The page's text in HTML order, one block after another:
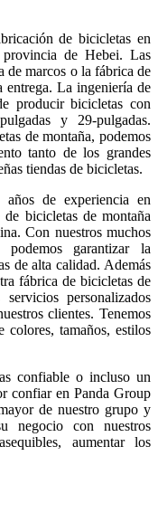
de bicicletas en
de Hebei. Las
de marcos o la fábrica de
entrega. La ingeniería de
producir bicicletas con
y 29-pulgadas.
de montaña, podemos
tanto de los grandes
tiendas de bicicletas.
de experiencia en
bicicletas de montaña
Con nuestros muchos
garantizar la
de alta calidad. Además
fábrica de bicicletas de
personalizados
clientes. Tenemos
colores, tamaños, estilos
confiable o incluso un
confiar en Panda Group
de nuestro grupo y
negocio con nuestros
aumentar los